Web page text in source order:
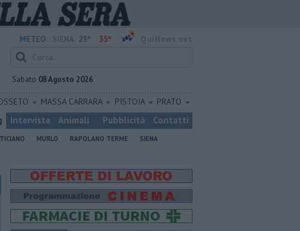
METEO: 23° 35°
Sabato 08 Agosto 2026
MASSA CARRARA PISTOIA PRATO
Interviste Animali Pubblicità Contatti
MURLO RAPOLANO TERME
SIENA